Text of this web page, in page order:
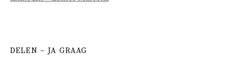
DELEN – JA GRAAG